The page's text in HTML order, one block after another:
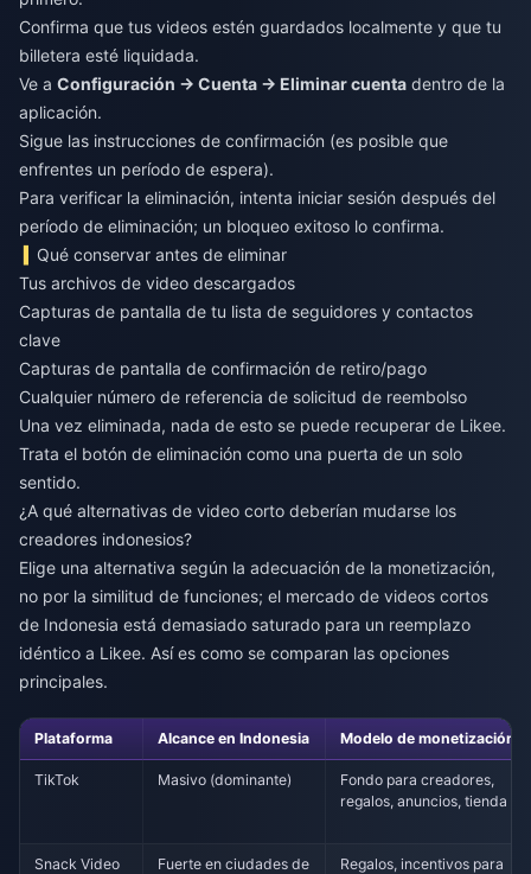
Confirma que tus videos estén guardados localmente y que tu
billetera esté liquidada.
Ve a Configuración → Cuenta → Eliminar cuenta dentro de la
aplicación.
Sigue las instrucciones de confirmación (es posible que
enfrentes un período de espera).
Para verificar la eliminación, intenta iniciar sesión después del
período de eliminación; un bloqueo exitoso lo confirma.
Qué conservar antes de eliminar
Tus archivos de video descargados
Capturas de pantalla de tu lista de seguidores y contactos
clave
Capturas de pantalla de confirmación de retiro/pago
Cualquier número de referencia de solicitud de reembolso
Una vez eliminada, nada de esto se puede recuperar de Likee.
Trata el botón de eliminación como una puerta de un solo
sentido.
¿A qué alternativas de video corto deberían mudarse los
creadores indonesios?
Elige una alternativa según la adecuación de la monetización,
no por la similitud de funciones; el mercado de videos cortos
de Indonesia está demasiado saturado para un reemplazo
idéntico a Likee. Así es como se comparan las opciones
principales.
Plataforma Alcance en Indonesia Modelo de monetización
TikTok Masivo (dominante)
Fondo para creadores,
regalos, anuncios, tienda
Snack Video
Fuerte en ciudades de
Regalos, incentivos para